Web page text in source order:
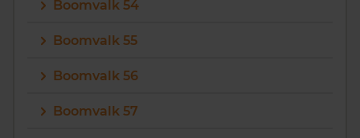
Boomvalk 54
Boomvalk 55
Boomvalk 56
Boomvalk 57